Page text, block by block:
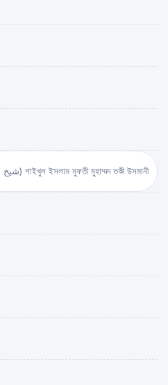
(شيخ الاسلام مفتي محمد تقي عثماني) শাইখুল ইসলাম মুফতী মুহাম্মদ তকী উসমানী